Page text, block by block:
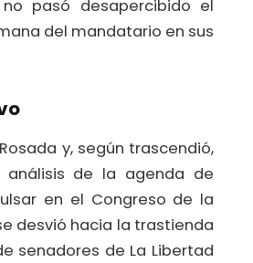
pasó desapercibido el
del mandatario en sus
y, según trascendió,
de la agenda de
en el Congreso de la
desvió hacia la trastienda
senadores de La Libertad